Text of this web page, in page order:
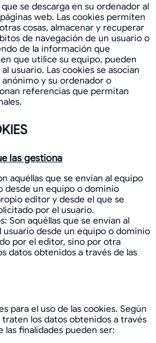
se descarga en su ordenador al
web. Las cookies permiten
cosas, almacenar y recuperar
de navegación de un usuario o
de la información que
que utilice su equipo, pueden
usuario. Las cookies se asocian
y su ordenador o
referencias que permitan
las gestiona
aquéllas que se envían al equipo
desde un equipo o dominio
editor y desde el que se
por el usuario.
Son aquéllas que se envían al
desde un equipo o dominio
por el editor, sino por otra
datos obtenidos a través de las
para el uso de las cookies. Según
traten los datos obtenidos a través
las finalidades pueden ser: